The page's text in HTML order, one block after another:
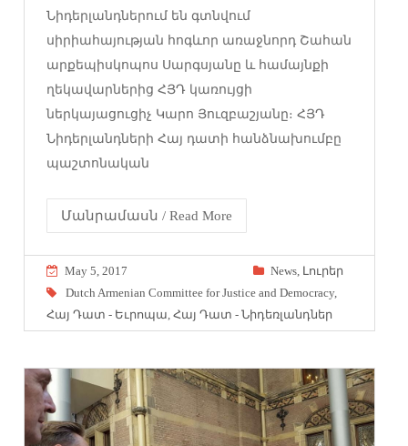
Նիդերլանդներում են գտնվում
սիրիահայության հոգևոր առաջնորդ Շահան
արքեպիսկոպոս Սարգսյանը և համայնքի
ղեկավարներից ՀՅԴ կառույցի
ներկայացուցիչ Կարո Յուզբաշյանը։ ՀՅԴ
Նիդերլանդների Հայ դատի հանձնախումբը
պաշտոնական
Մանրամասն / Read More
May 5, 2017 News, Լուրեր
Dutch Armenian Committee for Justice and Democracy,
Հայ Դատ - Եւրոպա,Հայ Դատ - Նիդեռլանդներ